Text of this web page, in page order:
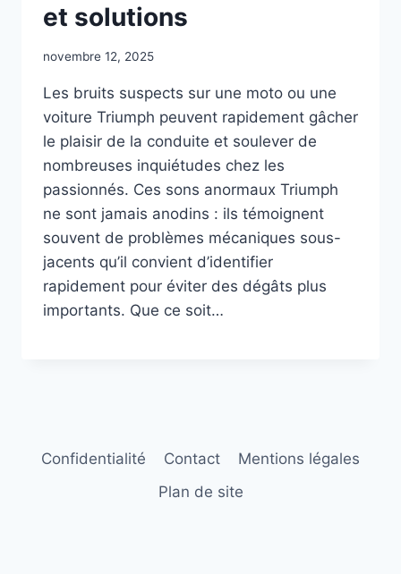
et solutions
novembre 12, 2025
Les bruits suspects sur une moto ou une
voiture Triumph peuvent rapidement gâcher
le plaisir de la conduite et soulever de
nombreuses inquiétudes chez les
passionnés. Ces sons anormaux Triumph
ne sont jamais anodins : ils témoignent
souvent de problèmes mécaniques sous-
jacents qu’il convient d’identifier
rapidement pour éviter des dégâts plus
importants. Que ce soit…
Confidentialité Contact
Mentions légales
Plan de site